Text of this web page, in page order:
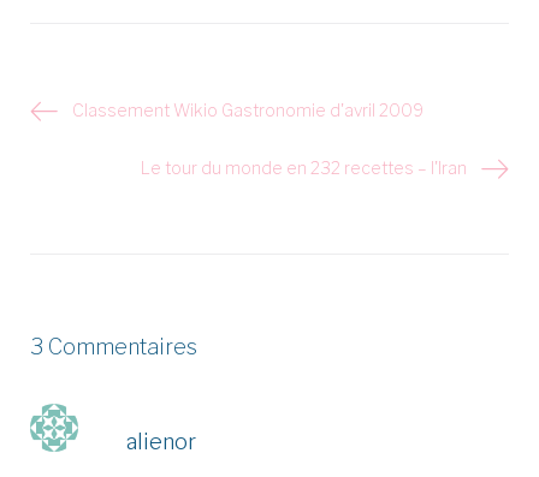
Navigation
de
Classement Wikio Gastronomie d'avril 2009
Le tour du monde en 232 recettes – l'Iran
3 Commentaires
alienor